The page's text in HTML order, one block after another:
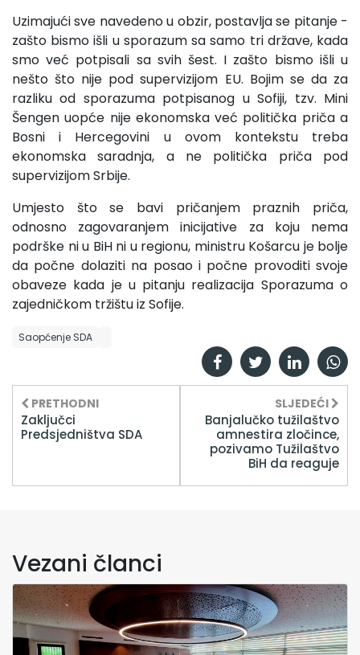
Uzimajući sve navedeno u obzir, postavlja se pitanje -
zašto bismo išli u sporazum sa samo tri države, kada
smo već potpisali sa svih šest. I zašto bismo išli u
nešto što nije pod supervizijom EU. Bojim se da za
razliku od sporazuma potpisanog u Sofiji, tzv. Mini
Šengen uopće nije ekonomska već politička priča a
Bosni i Hercegovini u ovom kontekstu treba
ekonomska saradnja, a ne politička priča pod
supervizijom Srbije.
Umjesto što se bavi pričanjem praznih priča,
odnosno zagovaranjem inicijative za koju nema
podrške ni u BiH ni u regionu, ministru Košarcu je bolje
da počne dolaziti na posao i počne provoditi svoje
obaveze kada je u pitanju realizacija Sporazuma o
zajedničkom tržištu iz Sofije.
Saopćenje SDA
PRETHODNI
Zaključci
Predsjedništva SDA
SLJEDEĆI
Banjalučko tužilaštvo
amnestira zločince,
pozivamo Tužilaštvo
BiH da reaguje
Vezani članci